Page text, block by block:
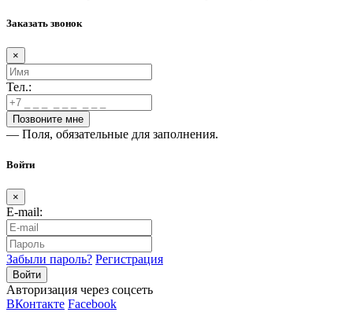
Заказать звонок
×
Тел.:
— Поля, обязательные для заполнения.
Войти
×
E-mail:
Забыли пароль? Регистрация
Авторизация через соцсеть
ВКонтакте Facebook